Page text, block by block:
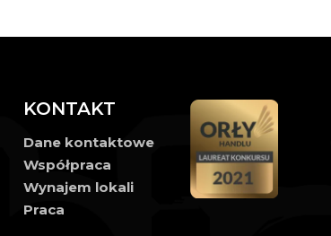
KONTAKT
Dane kontaktowe
Współpraca
Wynajem lokali
Praca